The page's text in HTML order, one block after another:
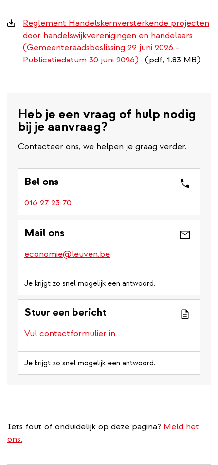
Downloads
Reglement Handelskernversterkende projecten
door handelswijkverenigingen en handelaars
(Gemeenteraadsbeslissing 29 juni 2026 -
Publicatiedatum 30 juni 2026)
(pdf, 1.83 MB)
Heb je een vraag of hulp nodig
bij je aanvraag?
Contacteer ons, we helpen je graag verder.
Bel ons
016 27 23 70
Mail ons
economie@leuven.be
Je krijgt zo snel mogelijk een antwoord.
Stuur een bericht
Vul contactformulier in
Je krijgt zo snel mogelijk een antwoord.
Iets fout of onduidelijk op deze pagina? Meld het
ons.